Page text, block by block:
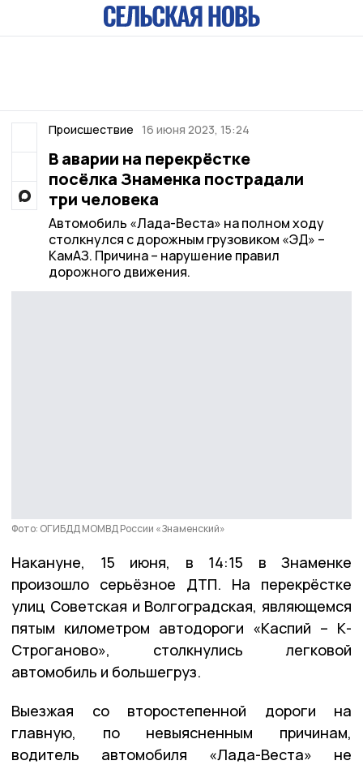
Происшествие 16 июня 2023, 15:24
В аварии на перекрёстке
посёлка Знаменка пострадали
три человека
Автомобиль «Лада-Веста» на полном ходу
столкнулся с дорожным грузовиком «ЭД» –
КамАЗ. Причина – нарушение правил
дорожного движения.
Фото: ОГИБДД МОМВД России «Знаменский»
Накануне, 15 июня, в 14:15 в Знаменке
произошло серьёзное ДТП. На перекрёстке
улиц Советская и Волгоградская, являющемся
пятым километром автодороги «Каспий – К-
Строганово», столкнулись легковой
автомобиль и большегруз.
Выезжая со второстепенной дороги на
главную, по невыясненным причинам,
водитель автомобиля «Лада-Веста» не